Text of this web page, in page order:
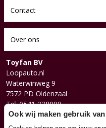
Contact
Over ons
Toyfan BV
Loopauto.nl
Waterwinweg 9
7572 PD Oldenzaal
Tel. 0541-228000
Facebook
Instagram
Ook wij maken gebruik